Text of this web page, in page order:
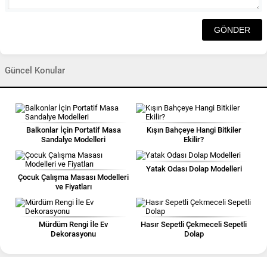
Güncel Konular
Balkonlar İçin Portatif Masa
Sandalye Modelleri
Kışın Bahçeye Hangi Bitkiler
Ekilir?
Çocuk Çalışma Masası Modelleri
ve Fiyatları
Yatak Odası Dolap Modelleri
Mürdüm Rengi İle Ev
Dekorasyonu
Hasır Sepetli Çekmeceli Sepetli
Dolap